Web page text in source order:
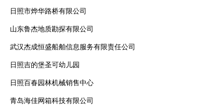
日照市烨华路桥有限公司
山东鲁杰地质勘探有限公司
武汉杰成恒盛船舶信息服务有限责任公司
日照吉的堡圣可幼儿园
日照百春园林机械销售中心
青岛海佳网箱科技有限公司